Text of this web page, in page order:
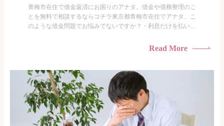
青梅市在住で借金返済にお困りのアナタ。借金や債務整理のこ
とを無料で相談するならコチラ東京都青梅市在住でアナタ。こ
のような借金問題でお悩みでないですか？・利息だけを払い続
られたくない・借金の催促、取り立てで憂鬱になる。・闇金に
がありま...
Read More